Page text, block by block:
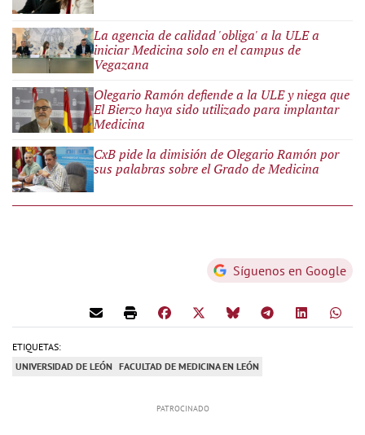
La agencia de calidad 'obliga' a la ULE a
iniciar Medicina solo en el campus de
Vegazana
Olegario Ramón defiende a la ULE y niega que
El Bierzo haya sido utilizado para implantar
Medicina
CxB pide la dimisión de Olegario Ramón por
sus palabras sobre el Grado de Medicina
Síguenos en Google
ETIQUETAS:
UNIVERSIDAD DE LEÓN FACULTAD DE MEDICINA EN LEÓN